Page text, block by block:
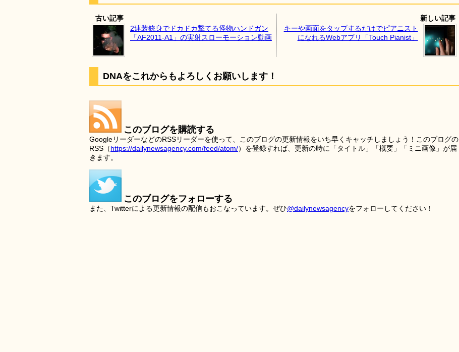
古い記事
2連装銃身でドカドカ撃てる怪物ハンドガン
「AF2011-A1」の実射スローモーション動画
新しい記事
キーや画面をタップするだけでピアニスト
になれるWebアプリ「Touch Pianist」
DNAをこれからもよろしくお願いします！
このブログを購読する
GoogleリーダーなどのRSSリーダーを使って、このブログの更新情報をいち早くキャッチしましょう！このブログの
RSS（https://dailynewsagency.com/feed/atom/）を登録すれば、更新の時に「タイトル」「概要」「ミニ画像」が届
きます。
このブログをフォローする
また、Twitterによる更新情報の配信もおこなっています。ぜひ@dailynewsagencyをフォローしてください！